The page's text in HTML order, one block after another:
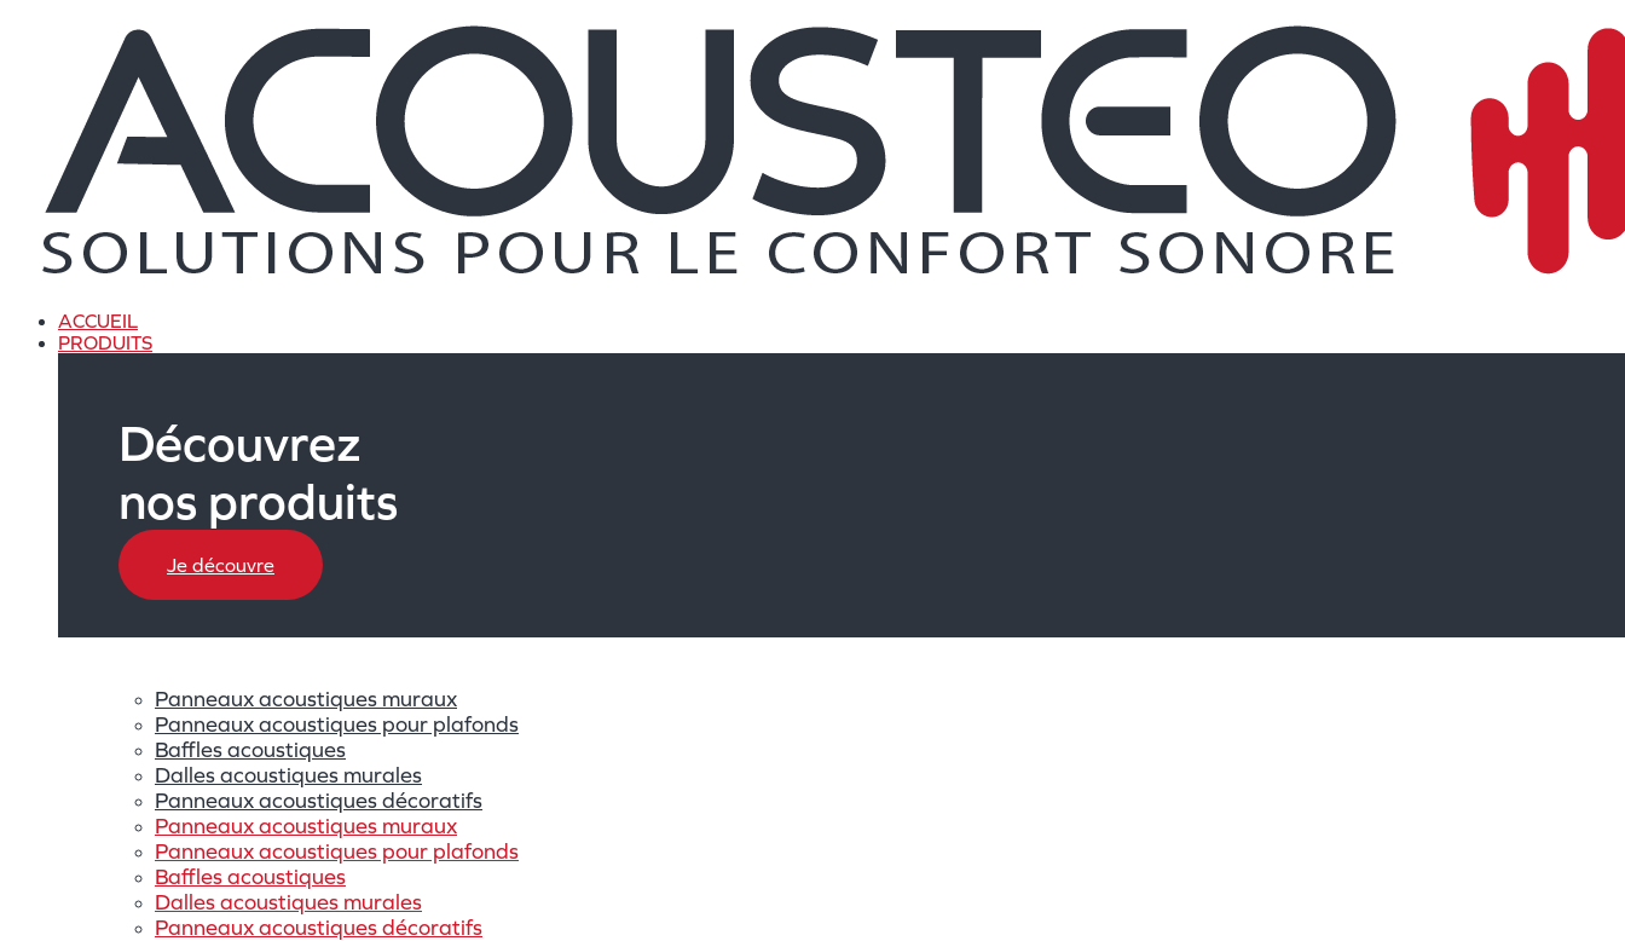
ACCUEIL
PRODUITS
Découvrez
nos produits
Je découvre
Panneaux acoustiques muraux
Panneaux acoustiques pour plafonds
Baffles acoustiques
Dalles acoustiques murales
Panneaux acoustiques décoratifs
Panneaux acoustiques muraux
Panneaux acoustiques pour plafonds
Baffles acoustiques
Dalles acoustiques murales
Panneaux acoustiques décoratifs